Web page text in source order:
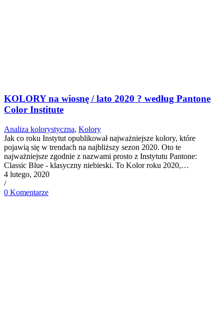
KOLORY na wiosnę / lato 2020 ? według Pantone
Color Institute
Analiza kolorystyczna, Kolory
Jak co roku Instytut opublikował najważniejsze kolory, które
pojawią się w trendach na najbliższy sezon 2020. Oto te
najważniejsze zgodnie z nazwami prosto z Instytutu Pantone:
Classic Blue - klasyczny niebieski. To Kolor roku 2020,…
4 lutego, 2020
/
0 Komentarze